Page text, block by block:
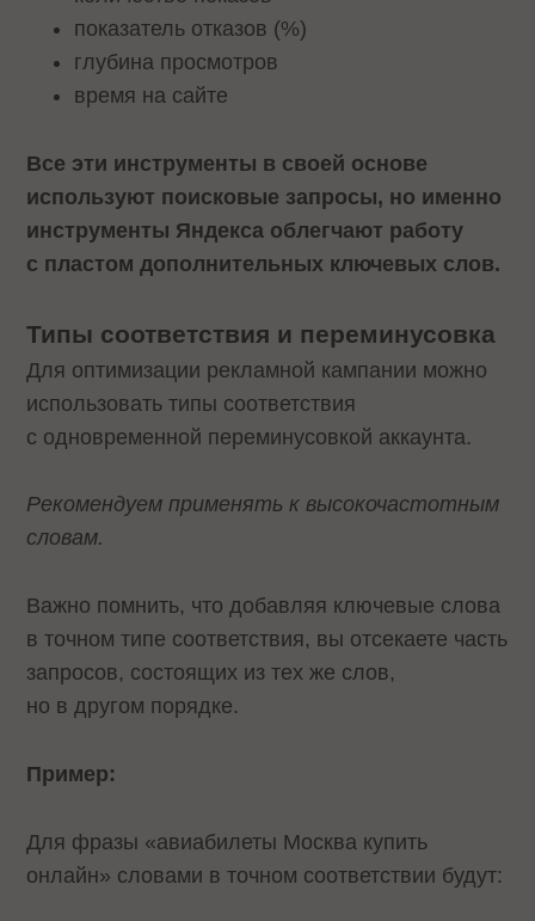
показатель отказов (%)
глубина просмотров
время на сайте
Все эти инструменты в своей основе
используют поисковые запросы, но именно
инструменты Яндекса облегчают работу
с пластом дополнительных ключевых слов.
Типы соответствия и переминусовка
Для оптимизации рекламной кампании можно
использовать типы соответствия
с одновременной переминусовкой аккаунта.
Рекомендуем применять к высокочастотным
словам.
Важно помнить, что добавляя ключевые слова
в точном типе соответствия, вы отсекаете часть
запросов, состоящих из тех же слов,
но в другом порядке.
Пример:
Для фразы «авиабилеты Москва купить
онлайн» словами в точном соответствии будут: